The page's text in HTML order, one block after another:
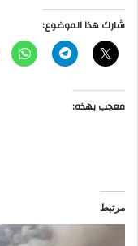
شارك هذا الموضوع:
معجب بهذه:
مرتبط